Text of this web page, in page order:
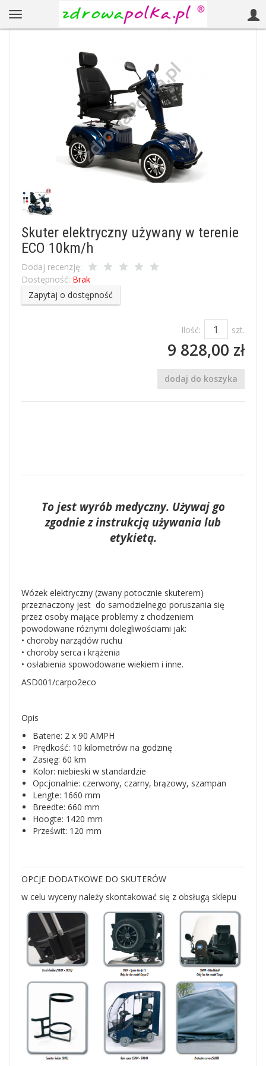
Skuter elektryczny używany w terenie
ECO 10km/h
Dodaj recenzję:
Dostępność: Brak
Zapytaj o dostępność
Ilość: szt.
9 828,00 zł
dodaj do koszyka
To jest wyrób medyczny. Używaj go
zgodnie z instrukcją używania lub
etykietą.
Wózek elektryczny (zwany potocznie skuterem)
przeznaczony jest do samodzielnego poruszania się
przez osoby mające problemy z chodzeniem
powodowane różnymi dolegliwościami jak:
• choroby narządów ruchu
• choroby serca i krążenia
• osłabienia spowodowane wiekiem i inne.
ASD001/carpo2eco
Opis
Baterie: 2 x 90 AMPH
Prędkość: 10 kilometrów na godzinę
Zasięg: 60 km
Kolor: niebieski w standardzie
Opcjonalnie: czerwony, czarny, brązowy, szampan
Lengte: 1660 mm
Breedte: 660 mm
Hoogte: 1420 mm
Prześwit: 120 mm
OPCJE DODATKOWE DO SKUTERÓW
w celu wyceny należy skontakować się z obsługą sklepu